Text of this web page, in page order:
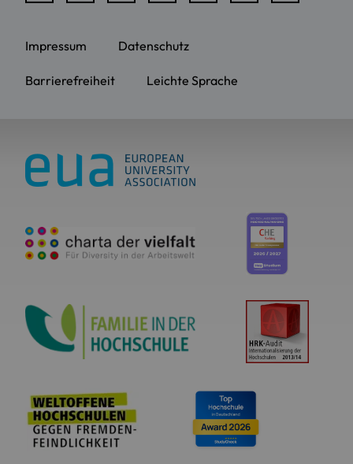
Impressum Datenschutz
Barrierefreiheit Leichte Sprache